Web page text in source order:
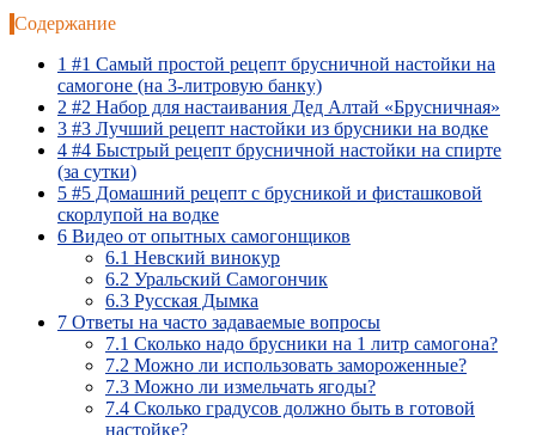
Содержание
1 #1 Самый простой рецепт брусничной настойки на
самогоне (на 3-литровую банку)
2 #2 Набор для настаивания Дед Алтай «Брусничная»
3 #3 Лучший рецепт настойки из брусники на водке
4 #4 Быстрый рецепт брусничной настойки на спирте
(за сутки)
5 #5 Домашний рецепт с брусникой и фисташковой
скорлупой на водке
6 Видео от опытных самогонщиков
6.1 Невский винокур
6.2 Уральский Самогончик
6.3 Русская Дымка
7 Ответы на часто задаваемые вопросы
7.1 Сколько надо брусники на 1 литр самогона?
7.2 Можно ли использовать замороженные?
7.3 Можно ли измельчать ягоды?
7.4 Сколько градусов должно быть в готовой
настойке?